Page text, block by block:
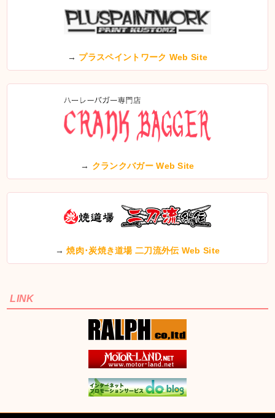
→ プラスペイントワーク Web Site
→ クランクバガー Web Site
→焼肉･炭焼き道場 二刀流外伝 Web Site
LINK